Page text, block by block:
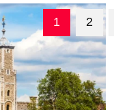
1 2